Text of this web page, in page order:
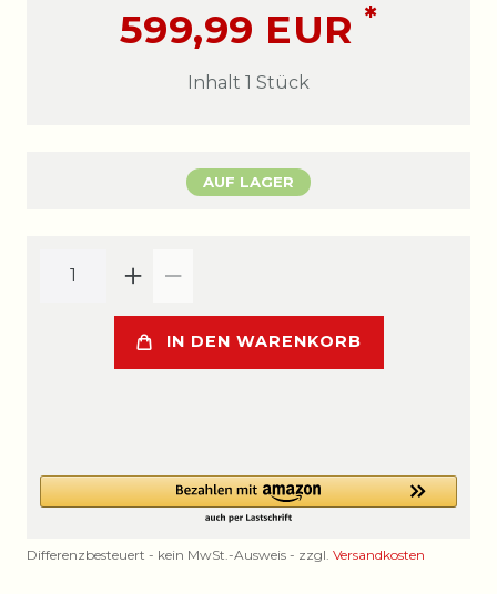
599,99 EUR *
Inhalt 1 Stück
AUF LAGER
IN DEN WARENKORB
Differenzbesteuert - kein MwSt.-Ausweis - zzgl. Versandkosten